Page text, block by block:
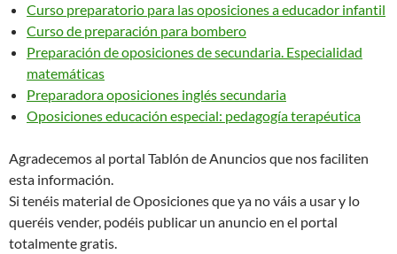
Curso preparatorio para las oposiciones a educador infantil
Curso de preparación para bombero
Preparación de oposiciones de secundaria. Especialidad
matemáticas
Preparadora oposiciones inglés secundaria
Oposiciones educación especial: pedagogía terapéutica
Agradecemos al portal Tablón de Anuncios que nos faciliten
esta información.
Si tenéis material de Oposiciones que ya no váis a usar y lo
queréis vender, podéis publicar un anuncio en el portal
totalmente gratis.